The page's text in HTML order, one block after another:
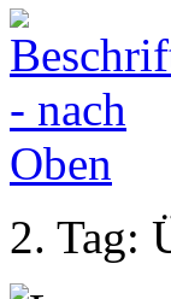
2. Tag: